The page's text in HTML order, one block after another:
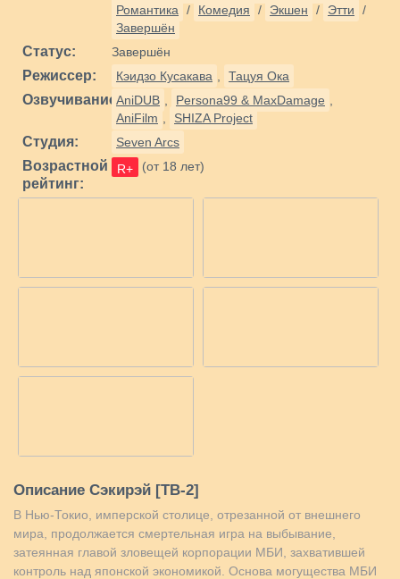
Романтика
/ Комедия / Экшен / Этти
/
Завершён
Статус: Завершён
Режиссер: Кэидзо Кусакава Тацуя Ока
Озвучивание:AniDUB Persona99 & MaxDamage
AniFilm
SHIZA Project
Студия: Seven Arcs
Возрастной
рейтинг:
R+ (от 18 лет)
Описание Сэкирэй [ТВ-2]
В Нью-Токио, имперской столице, отрезанной от внешнего
мира, продолжается смертельная игра на выбывание,
затеянная главой зловещей корпорации МБИ, захватившей
контроль над японской экономикой. Основа могущества МБИ